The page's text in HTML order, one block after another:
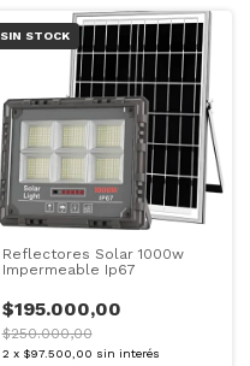
SIN STOCK
Reflectores Solar 1000w
Impermeable Ip67
$195.000,00
$250.000,00
2 x $97.500,00 sin interés